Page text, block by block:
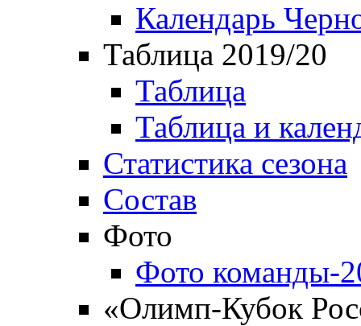
Календарь
Таблица 2019/20
Таблица
Таблица и
Статистика сезона
Состав
Фото
Фото команды-
«Олимп-Кубок